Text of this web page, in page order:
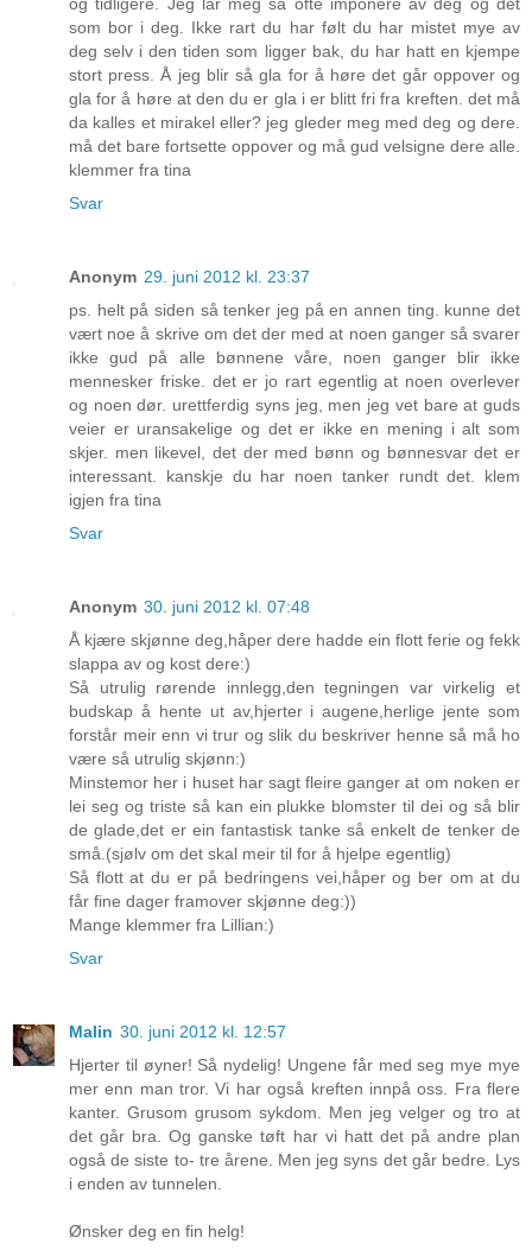
som bor i deg. Ikke rart du har følt du har mistet mye av
deg selv i den tiden som ligger bak, du har hatt en kjempe
stort press. Å jeg blir så gla for å høre det går oppover og
gla for å høre at den du er gla i er blitt fri fra kreften. det må
da kalles et mirakel eller? jeg gleder meg med deg og dere.
må det bare fortsette oppover og må gud velsigne dere alle.
klemmer fra tina
Svar
Anonym 29. juni 2012 kl. 23:37
ps. helt på siden så tenker jeg på en annen ting. kunne det
vært noe å skrive om det der med at noen ganger så svarer
ikke gud på alle bønnene våre, noen ganger blir ikke
mennesker friske. det er jo rart egentlig at noen overlever
og noen dør. urettferdig syns jeg, men jeg vet bare at guds
veier er uransakelige og det er ikke en mening i alt som
skjer. men likevel, det der med bønn og bønnesvar det er
interessant. kanskje du har noen tanker rundt det. klem
igjen fra tina
Svar
Anonym 30. juni 2012 kl. 07:48
Å kjære skjønne deg,håper dere hadde ein flott ferie og fekk
slappa av og kost dere:)
Så utrulig rørende innlegg,den tegningen var virkelig et
budskap å hente ut av,hjerter i augene,herlige jente som
forstår meir enn vi trur og slik du beskriver henne så må ho
være så utrulig skjønn:)
Minstemor her i huset har sagt fleire ganger at om noken er
lei seg og triste så kan ein plukke blomster til dei og så blir
de glade,det er ein fantastisk tanke så enkelt de tenker de
små.(sjølv om det skal meir til for å hjelpe egentlig)
Så flott at du er på bedringens vei,håper og ber om at du
får fine dager framover skjønne deg:))
Mange klemmer fra Lillian:)
Svar
Malin 30. juni 2012 kl. 12:57
Hjerter til øyner! Så nydelig! Ungene får med seg mye mye
mer enn man tror. Vi har også kreften innpå oss. Fra flere
kanter. Grusom grusom sykdom. Men jeg velger og tro at
det går bra. Og ganske tøft har vi hatt det på andre plan
også de siste to- tre årene. Men jeg syns det går bedre. Lys
i enden av tunnelen.
Ønsker deg en fin helg!